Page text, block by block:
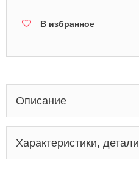
В избранное
Описание
Характеристики, детали